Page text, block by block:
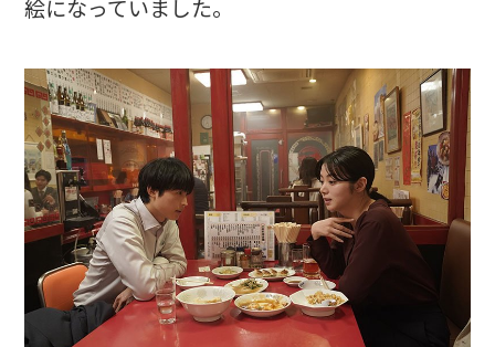
絵になっていました。